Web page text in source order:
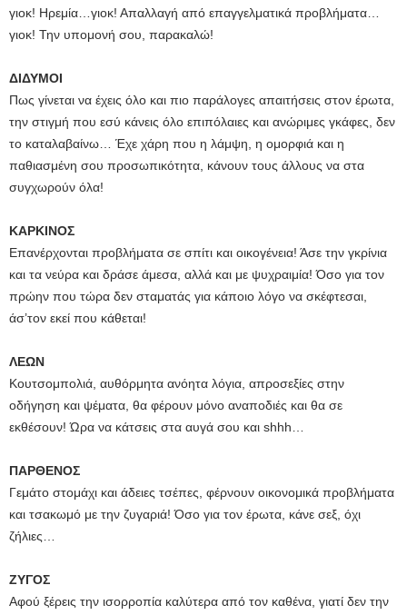
γιοκ! Ηρεμία…γιοκ! Απαλλαγή από επαγγελματικά προβλήματα…
γιοκ! Την υπομονή σου, παρακαλώ!
ΔΙΔΥΜΟΙ
Πως γίνεται να έχεις όλο και πιο παράλογες απαιτήσεις στον έρωτα,
την στιγμή που εσύ κάνεις όλο επιπόλαιες και ανώριμες γκάφες, δεν
το καταλαβαίνω… Έχε χάρη που η λάμψη, η ομορφιά και η
παθιασμένη σου προσωπικότητα, κάνουν τους άλλους να στα
συγχωρούν όλα!
ΚΑΡΚΙΝΟΣ
Επανέρχονται προβλήματα σε σπίτι και οικογένεια! Άσε την γκρίνια
και τα νεύρα και δράσε άμεσα, αλλά και με ψυχραιμία! Όσο για τον
πρώην που τώρα δεν σταματάς για κάποιο λόγο να σκέφτεσαι,
άσ’τον εκεί που κάθεται!
ΛΕΩΝ
Κουτσομπολιά, αυθόρμητα ανόητα λόγια, απροσεξίες στην
οδήγηση και ψέματα, θα φέρουν μόνο αναποδιές και θα σε
εκθέσουν! Ώρα να κάτσεις στα αυγά σου και shhh…
ΠΑΡΘΕΝΟΣ
Γεμάτο στομάχι και άδειες τσέπες, φέρνουν οικονομικά προβλήματα
και τσακωμό με την ζυγαριά! Όσο για τον έρωτα, κάνε σεξ, όχι
ζήλιες…
ΖΥΓΟΣ
Αφού ξέρεις την ισορροπία καλύτερα από τον καθένα, γιατί δεν την